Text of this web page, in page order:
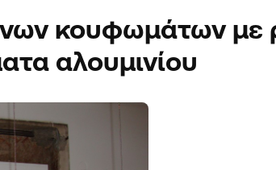
κουφωμάτων με
αλουμινίου